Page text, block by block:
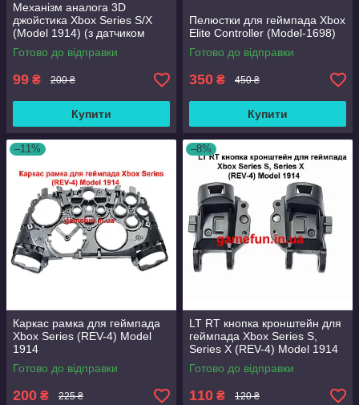
Механізм аналога 3D
джойстика Xbox Series S/X
(Model 1914) (з датчиком
холла) (Оригінал)
Готово до відправки
99 ₴ 200 ₴
Купити
Пелюстки для геймпада Xbox
Elite Controller (Model-1698)
Готово до відправки
350 ₴ 450 ₴
Купити
–11%
Каркас рамка для геймпада
Xbox Series (REV-4) Model
1914
Готово до відправки
200 ₴ 225 ₴
–8%
LT RT кнопка кронштейн для
геймпада Xbox Series S,
Series X (REV-4) Model 1914
Готово до відправки
110 ₴ 120 ₴